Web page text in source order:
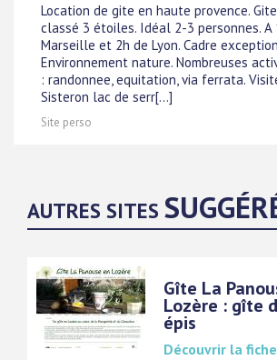
Location de gite en haute provence.
classé 3 étoiles. Idéal 2-3 personnes. A
Marseille et 2h de Lyon. Cadre
Environnement nature. Nombreuses
: randonnee, equitation, via ferrata.
Sisteron lac de serr[...]
Site perso
AUTRES SITES
Gîte La
Lozère : gîte
épis
Découvrir la fiche